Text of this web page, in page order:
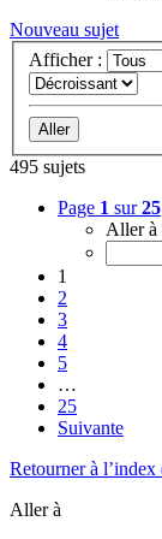
Nouveau sujet
Afficher :
495 sujets
Page 1 sur25
Aller à
1
2
3
4
5
…
25
Suivante
Retourner à
Aller à